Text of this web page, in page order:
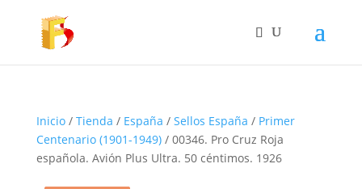
Inicio/ Tienda / España / Sellos España / Primer
Centenario (1901-1949)/ 00346. Pro Cruz Roja
española. Avión Plus Ultra. 50 céntimos. 1926